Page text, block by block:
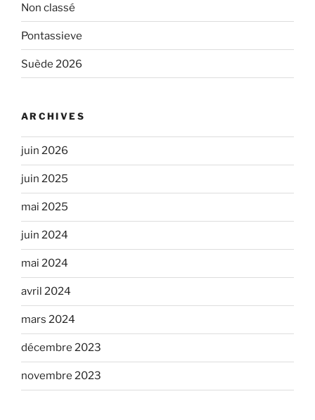
Non classé
Pontassieve
Suède 2026
ARCHIVES
juin 2026
juin 2025
mai 2025
juin 2024
mai 2024
avril 2024
mars 2024
décembre 2023
novembre 2023